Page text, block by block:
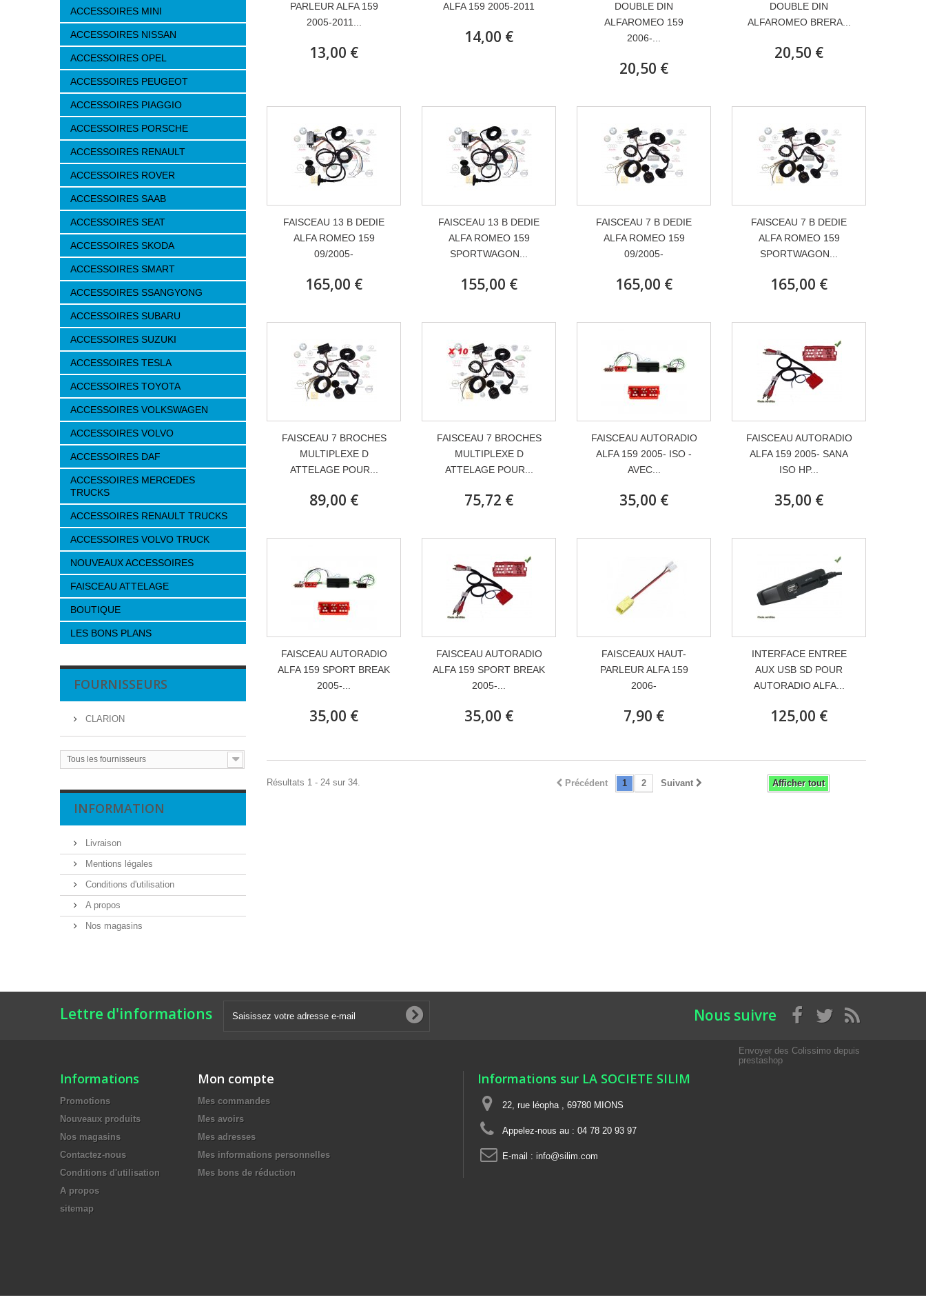
ACCESSOIRES MINI
ACCESSOIRES NISSAN
ACCESSOIRES OPEL
ACCESSOIRES PEUGEOT
ACCESSOIRES PIAGGIO
ACCESSOIRES PORSCHE
ACCESSOIRES RENAULT
ACCESSOIRES ROVER
ACCESSOIRES SAAB
ACCESSOIRES SEAT
ACCESSOIRES SKODA
ACCESSOIRES SMART
ACCESSOIRES SSANGYONG
ACCESSOIRES SUBARU
ACCESSOIRES SUZUKI
ACCESSOIRES TESLA
ACCESSOIRES TOYOTA
ACCESSOIRES VOLKSWAGEN
ACCESSOIRES VOLVO
ACCESSOIRES DAF
ACCESSOIRES MERCEDES
TRUCKS
ACCESSOIRES RENAULT TRUCKS
ACCESSOIRES VOLVO TRUCK
NOUVEAUX ACCESSOIRES
FAISCEAU ATTELAGE
BOUTIQUE
LES BONS PLANS
FOURNISSEURS
CLARION
Tous les fournisseurs
INFORMATION
Livraison
Mentions légales
Conditions d'utilisation
A propos
Nos magasins
PARLEUR ALFA 159
2005-2011...
13,00 €
ALFA 159 2005-2011
14,00 €
DOUBLE DIN
ALFAROMEO 159
2006-...
20,50 €
DOUBLE DIN
ALFAROMEO BRERA...
20,50 €
FAISCEAU 13 B DEDIE
ALFA ROMEO 159
09/2005-
165,00 €
FAISCEAU 13 B DEDIE
ALFA ROMEO 159
SPORTWAGON...
155,00 €
FAISCEAU 7 B DEDIE
ALFA ROMEO 159
09/2005-
165,00 €
FAISCEAU 7 B DEDIE
ALFA ROMEO 159
SPORTWAGON...
165,00 €
FAISCEAU 7 BROCHES
MULTIPLEXE D
ATTELAGE POUR...
89,00 €
FAISCEAU 7 BROCHES
MULTIPLEXE D
ATTELAGE POUR...
75,72 €
FAISCEAU AUTORADIO
ALFA 159 2005- ISO -
AVEC...
35,00 €
FAISCEAU AUTORADIO
ALFA 159 2005- SANA
ISO HP...
35,00 €
FAISCEAU AUTORADIO
ALFA 159 SPORT BREAK
2005-...
35,00 €
FAISCEAU AUTORADIO
ALFA 159 SPORT BREAK
2005-...
35,00 €
FAISCEAUX HAUT-
PARLEUR ALFA 159
2006-
7,90 €
INTERFACE ENTREE
AUX USB SD POUR
AUTORADIO ALFA...
125,00 €
Afficher tout
Précédent 1 2 Suivant
Résultats 1 - 24 sur 34.
Lettre d'informations Nous suivre
Informations
Promotions
Nouveaux produits
Nos magasins
Contactez-nous
Conditions d'utilisation
A propos
sitemap
Mon compte
Mes commandes
Mes avoirs
Mes adresses
Mes informations personnelles
Mes bons de réduction
Informations sur LA SOCIETE SILIM
22, rue léopha , 69780 MIONS
Appelez-nous au : 04 78 20 93 97
E-mail : info@silim.com
Envoyer des Colissimo depuis
prestashop